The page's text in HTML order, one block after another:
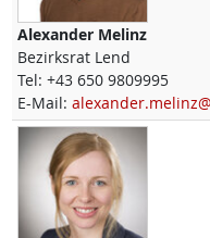
Alexander Melinz
Bezirksrat Lend
Tel: +43 650 9809995
E-Mail: